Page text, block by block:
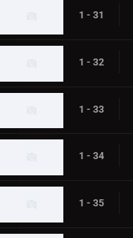
1 - 31
1 - 32
1 - 33
1 - 34
1 - 35